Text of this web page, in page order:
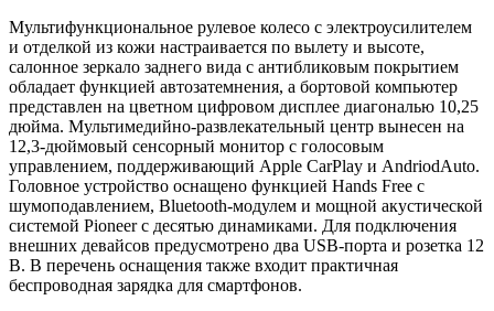
Мультифункциональное рулевое колесо с электроусилителем
и отделкой из кожи настраивается по вылету и высоте,
салонное зеркало заднего вида с антибликовым покрытием
обладает функцией автозатемнения, а бортовой компьютер
представлен на цветном цифровом дисплее диагональю 10,25
дюйма. Мультимедийно-развлекательный центр вынесен на
12,3-дюймовый сенсорный монитор с голосовым
управлением, поддерживающий Apple CarPlay и AndriodAuto.
Головное устройство оснащено функцией Hands Free с
шумоподавлением, Bluetooth-модулем и мощной акустической
системой Pioneer с десятью динамиками. Для подключения
внешних девайсов предусмотрено два USB-порта и розетка 12
В. В перечень оснащения также входит практичная
беспроводная зарядка для смартфонов.